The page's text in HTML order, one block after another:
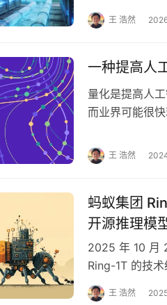
对数据中心的
王 浩然
一种提高人
量化是提高人
而业界可能很
王 浩然
蚂蚁集团
开源推理模
2025 年 10 月
Ring-1T 的技
不仅以参数规模…
王 浩然